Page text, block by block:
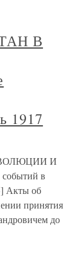
В
1917
И
в
Акты об
принятия
до